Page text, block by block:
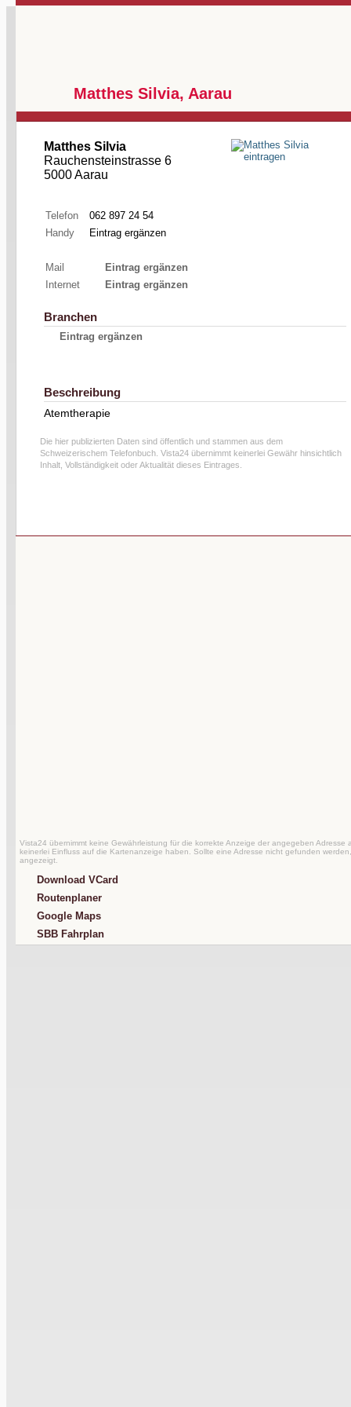
Matthes Silvia, Aarau
Matthes Silvia
Rauchensteinstrasse 6
5000 Aarau
Telefon
062 897 24 54
Handy
Eintrag ergänzen
Mail
Eintrag ergänzen
Internet
Eintrag ergänzen
Branchen
Eintrag ergänzen
Beschreibung
Atemtherapie
Die hier publizierten Daten sind öffentlich und stammen aus dem
Schweizerischem Telefonbuch. Vista24 übernimmt keinerlei Gewähr hinsichtlich
Inhalt, Vollständigkeit oder Aktualität dieses Eintrages.
Vista24 übernimmt keine Gewährleistung für die korrekte Anzeige der angegeben Adresse
keinerlei Einfluss auf die Kartenanzeige haben. Sollte eine Adresse nicht gefunden
angezeigt.
Download VCard
Routenplaner
Google Maps
SBB Fahrplan